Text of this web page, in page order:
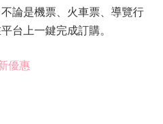
論是機票、火車票、導覽行
台上一鍵完成訂購。
優惠